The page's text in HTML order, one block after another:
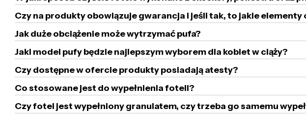
Czy na produkty obowiązuje gwarancja i jeśli tak, to jakie elementy
Jak duże obciążenie może wytrzymać pufa?
Jaki model pufy będzie najlepszym wyborem dla kobiet w ciąży?
Czy dostępne w ofercie produkty posiadają atesty?
Co stosowane jest do wypełnienia foteli?
Czy fotel jest wypełniony granulatem, czy trzeba go samemu